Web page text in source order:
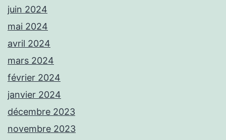
juin 2024
mai 2024
avril 2024
mars 2024
février 2024
janvier 2024
décembre 2023
novembre 2023